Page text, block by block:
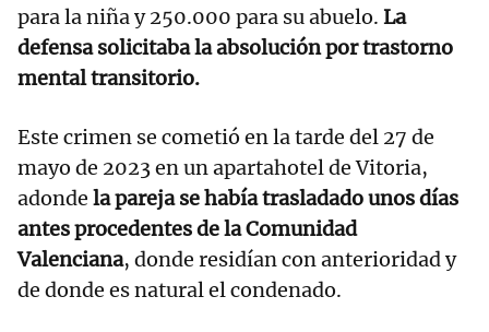
para la niña y 250.000 para su abuelo. La
defensa solicitaba la absolución por trastorno
mental transitorio.
Este crimen se cometió en la tarde del 27 de
mayo de 2023 en un apartahotel de Vitoria,
adonde la pareja se había trasladado unos días
antes procedentes de la Comunidad
Valenciana, donde residían con anterioridad y
de donde es natural el condenado.